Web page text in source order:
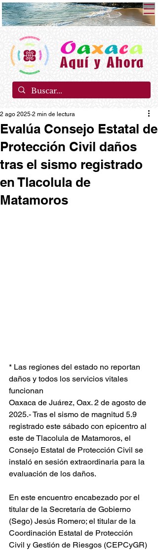
Evalúa Consejo Estatal de
Protección Civil daños
tras el sismo registrado
en Tlacolula de
Matamoros
2 ago 2025 2 min de lectura
* Las regiones del estado no reportan
daños y todos los servicios vitales
funcionan
Oaxaca de Juárez, Oax. 2 de agosto de
2025.- Tras el sismo de magnitud 5.9
registrado este sábado con epicentro al
este de Tlacolula de Matamoros, el
Consejo Estatal de Protección Civil se
instaló en sesión extraordinaria para la
evaluación de los daños.
En este encuentro encabezado por el
titular de la Secretaría de Gobierno
(Sego) Jesús Romero; el titular de la
Coordinación Estatal de Protección
Civil y Gestión de Riesgos (CEPCyGR)